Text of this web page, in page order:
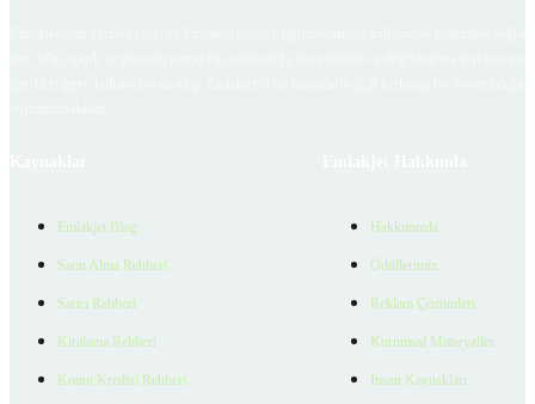
Emlakjet Blog
Satın Alma Rehberi
Satıcı Rehberi
Kiralama Rehberi
Konut Kredisi Rehberi
Hakkımızda
Ödüllerimiz
Reklam Çözümleri
Kurumsal Materyaller
İnsan Kaynakları